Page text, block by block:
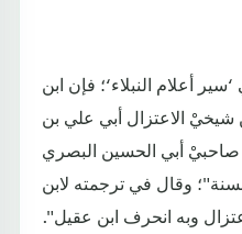
(ت 748هـ) في ‘سير أعلام النبلاء‘؛ فإن ابن
الاعتزال أبي علي بن
صاحبيْ أبي الحسين البصري
السنة"؛ وقال في ترجمته لابن
وبه انحرف ابن عقيل".